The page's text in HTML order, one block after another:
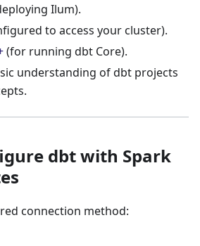
Ilum).
to access your cluster).
(for running dbt Core).
understanding of dbt projects
dbt with Spark
connection method: